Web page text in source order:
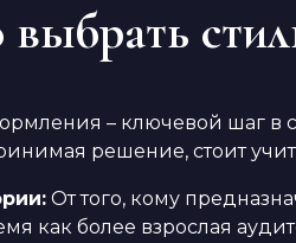
– ключевой шаг в
решение, стоит
От того, кому
как более взрослая